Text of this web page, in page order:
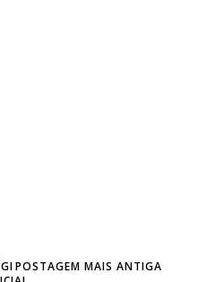
POSTAGEM MAIS ANTIGA